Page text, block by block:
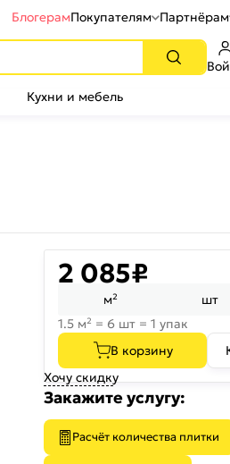
БлогерамПокупателям Партнёрам
Кухни и мебель
2 085₽
м² шт
1.5 м² = 6 шт = 1 упак
В корзину
Хочу скидку
Закажите услугу:
Расчёт количества плитки